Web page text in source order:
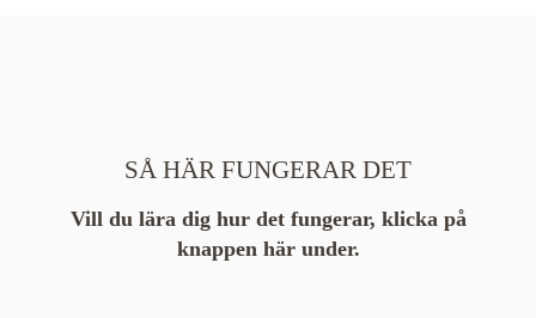
SÅ HÄR FUNGERAR DET
Vill du lära dig hur det fungerar, klicka på
knappen här under.